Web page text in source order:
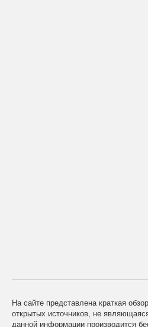
На сайте представлена краткая
открытых источников, не
данной информации производится